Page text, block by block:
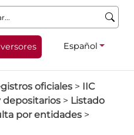
Español
oficiales > IIC
depositarios > Listado
por entidades >